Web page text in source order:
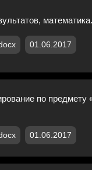
01.06.2017
по предмету
01.06.2017